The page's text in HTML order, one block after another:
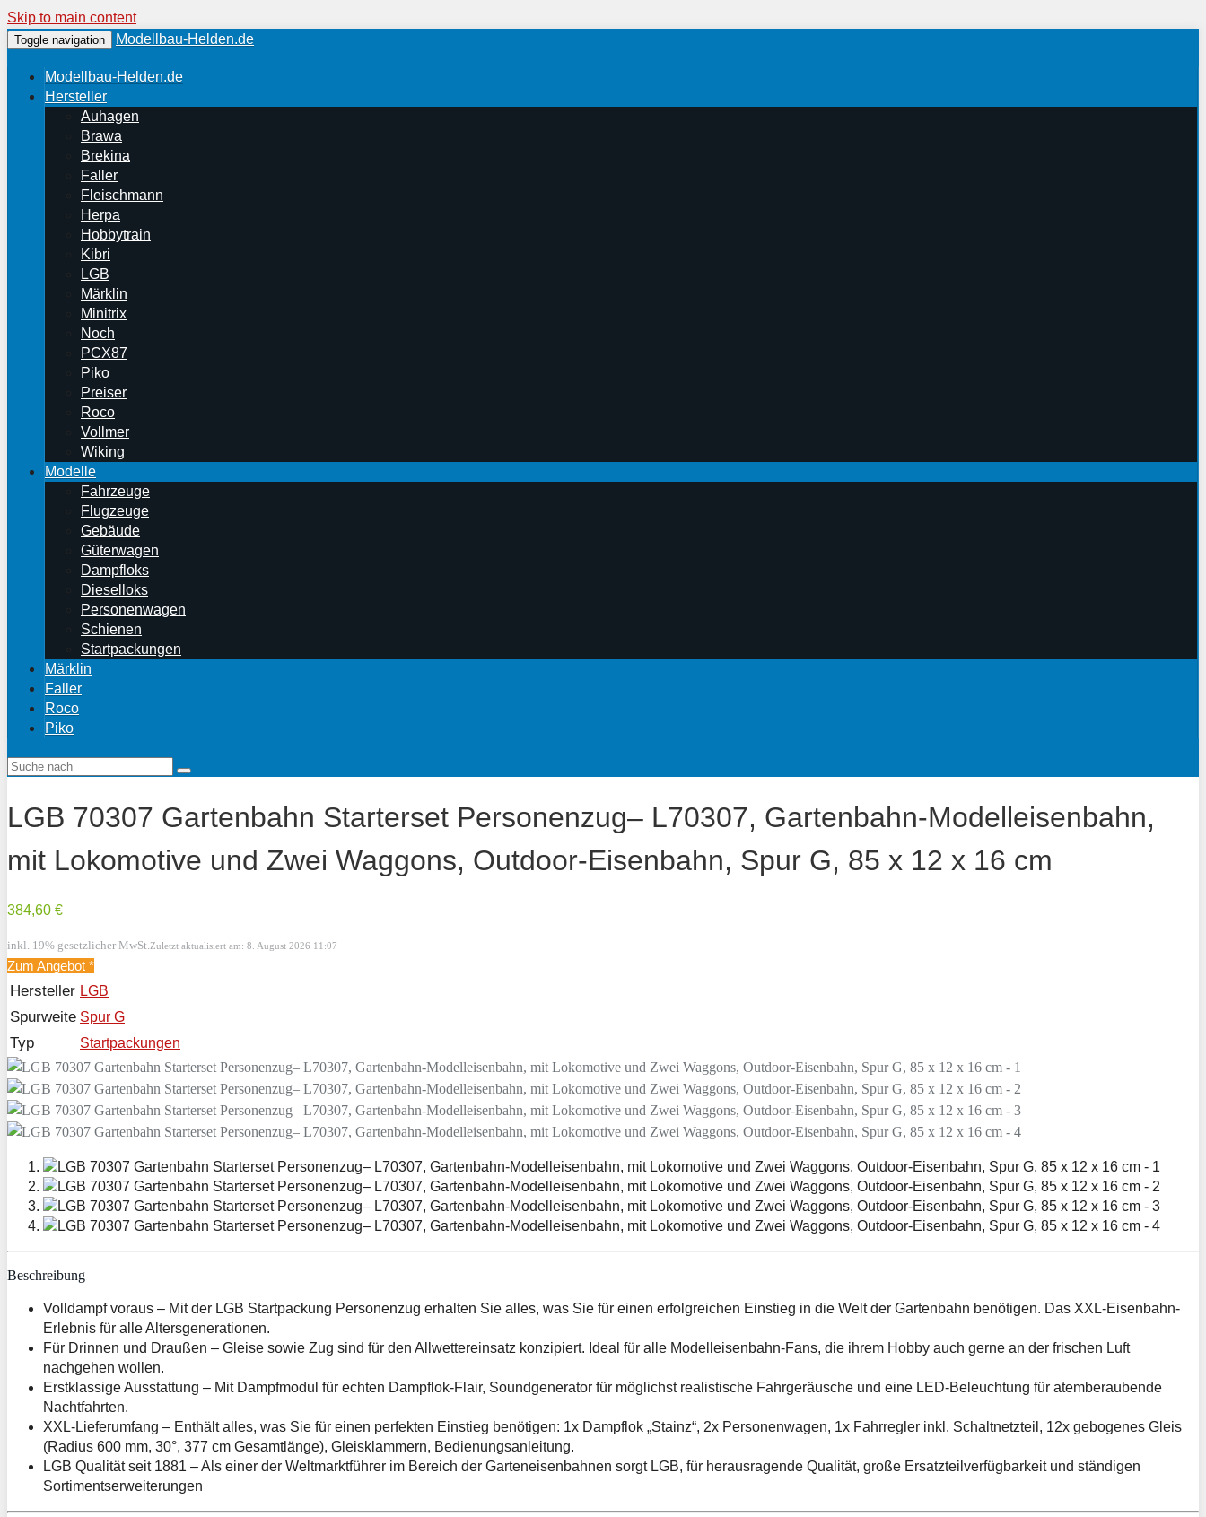
Skip to main content
Toggle navigation Modellbau-Helden.de
Modellbau-Helden.de
Hersteller
Auhagen
Brawa
Brekina
Faller
Fleischmann
Herpa
Hobbytrain
Kibri
LGB
Märklin
Minitrix
Noch
PCX87
Piko
Preiser
Roco
Vollmer
Wiking
Modelle
Fahrzeuge
Flugzeuge
Gebäude
Güterwagen
Dampfloks
Dieselloks
Personenwagen
Schienen
Startpackungen
Märklin
Faller
Roco
Piko
LGB 70307 Gartenbahn Starterset Personenzug– L70307, Gartenbahn-Modelleisenbahn,
mit Lokomotive und Zwei Waggons, Outdoor-Eisenbahn, Spur G, 85 x 12 x 16 cm
384,60 €
inkl. 19% gesetzlicher MwSt. Zuletzt aktualisiert am: 8. August 2026 11:07
Zum Angebot *
Hersteller LGB
Spurweite Spur G
Typ Startpackungen
Beschreibung
Volldampf voraus – Mit der LGB Startpackung Personenzug erhalten Sie alles, was Sie für einen erfolgreichen Einstieg in die Welt der Gartenbahn benötigen. Das XXL-Eisenbahn-
Erlebnis für alle Altersgenerationen.
Für Drinnen und Draußen – Gleise sowie Zug sind für den Allwettereinsatz konzipiert. Ideal für alle Modelleisenbahn-Fans, die ihrem Hobby auch gerne an der frischen Luft
nachgehen wollen.
Erstklassige Ausstattung – Mit Dampfmodul für echten Dampflok-Flair, Soundgenerator für möglichst realistische Fahrgeräusche und eine LED-Beleuchtung für atemberaubende
Nachtfahrten.
XXL-Lieferumfang – Enthält alles, was Sie für einen perfekten Einstieg benötigen: 1x Dampflok „Stainz“, 2x Personenwagen, 1x Fahrregler inkl. Schaltnetzteil, 12x gebogenes Gleis
(Radius 600 mm, 30°, 377 cm Gesamtlänge), Gleisklammern, Bedienungsanleitung.
LGB Qualität seit 1881 – Als einer der Weltmarktführer im Bereich der Garteneisenbahnen sorgt LGB, für herausragende Qualität, große Ersatzteilverfügbarkeit und ständigen
Sortimentserweiterungen